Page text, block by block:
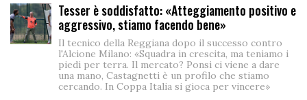
Tesser è soddisfatto: «Atteggiamento positivo e
aggressivo, stiamo facendo bene»
Il tecnico della Reggiana dopo il successo contro
l'Alcione Milano: «Squadra in crescita, ma teniamo i
piedi per terra. Il mercato? Ponsi ci viene a dare
una mano, Castagnetti è un profilo che stiamo
cercando. In Coppa Italia si gioca per vincere»